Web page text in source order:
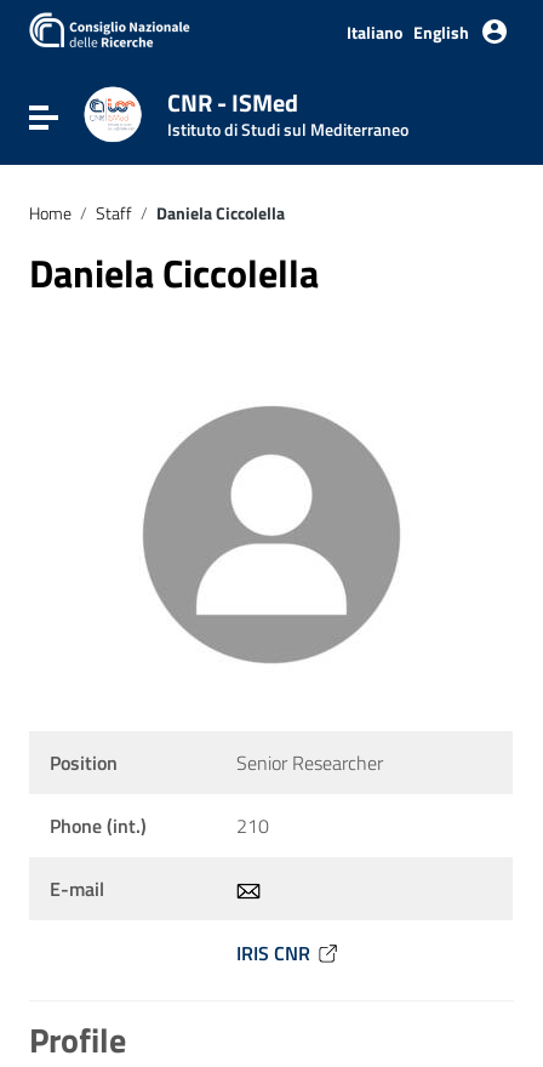
Italiano English
Toggle navigationCNR - ISMed
Istituto di Studi sul Mediterraneo
Home / Staff / Daniela Ciccolella
Daniela Ciccolella
Position Senior Researcher
Phone (int.) 210
E-mail
IRIS CNR
Profile